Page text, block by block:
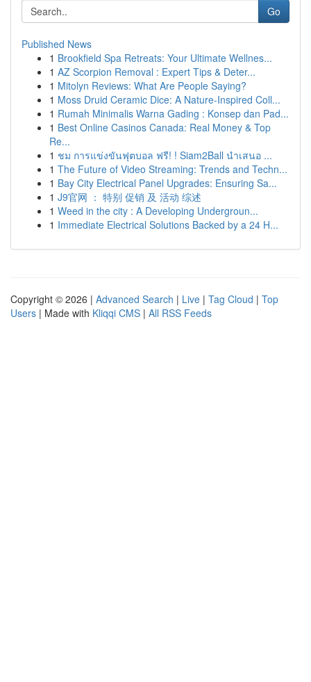
Go
Published News
1 Brookfield Spa Retreats: Your Ultimate Wellnes...
1 AZ Scorpion Removal : Expert Tips & Deter...
1 Mitolyn Reviews: What Are People Saying?
1 Moss Druid Ceramic Dice: A Nature-Inspired Coll...
1 Rumah Minimalis Warna Gading : Konsep dan Pad...
1 Best Online Casinos Canada: Real Money & Top
Re...
1 ชม การแข่งขันฟุตบอล ฟรี! ! Siam2Ball นำเสนอ ...
1 The Future of Video Streaming: Trends and Techn...
1 Bay City Electrical Panel Upgrades: Ensuring Sa...
1 J9官网 ： 特别 促销 及 活动 综述
1 Weed in the city : A Developing Undergroun...
1 Immediate Electrical Solutions Backed by a 24 H...
Copyright © 2026 | Advanced Search | Live | Tag Cloud | Top
Users | Made with Kliqqi CMS | All RSS Feeds